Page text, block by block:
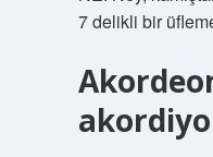
7 delikli bir